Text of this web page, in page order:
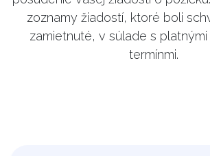
zoznamy žiadostí, ktoré boli
zamietnuté, v súlade s platnými
termínmi.